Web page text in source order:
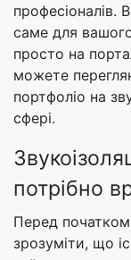
професіоналів.
саме для
просто на
можете
портфоліо на
сфері.
потрібно
Перед початком
зрозуміти, що